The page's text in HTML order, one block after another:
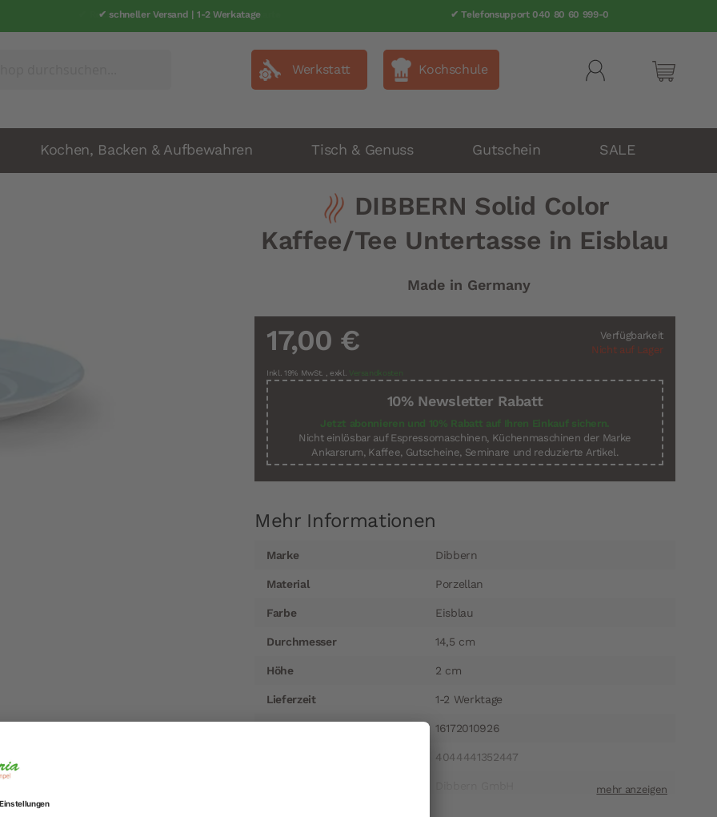
✔ schneller Versand | 1-2 Werkatage ✔ Telefonsupport 040 80 60 999-0
Mein
Werkstatt Kochschule
Kochen, Backen & Aufbewahren Tisch & Genuss Gutschein SALE
DIBBERN Solid Color
Kaffee/Tee Untertasse in Eisblau
Made in Germany
Verfügbarkeit
Nicht auf Lager
17,00 €
Inkl. 19% MwSt. , exkl. Versandkosten
10% Newsletter Rabatt
Jetzt abonnieren und 10% Rabatt auf Ihren Einkauf sichern.
Nicht einlösbar auf Espressomaschinen, Küchenmaschinen der Marke
Ankarsrum, Kaffee, Gutscheine, Seminare und reduzierte Artikel.
Mehr Informationen
Informationen
Marke Dibbern
Material Porzellan
Farbe Eisblau
Durchmesser 14,5 cm
Höhe 2 cm
Lieferzeit 1-2 Werktage
16172010926
4044441352447